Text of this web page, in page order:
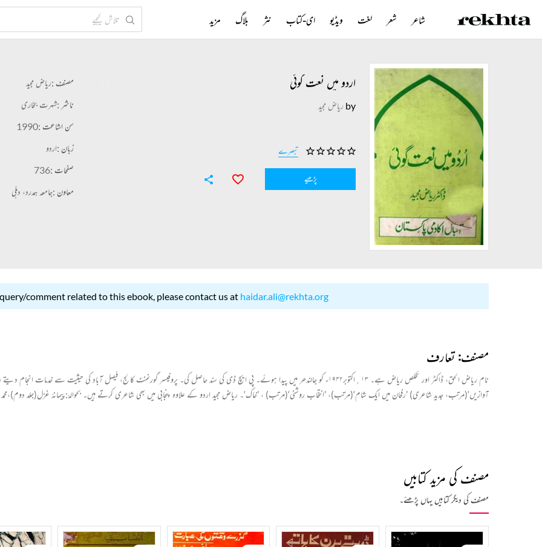
اردو میں نعت گوئی
by ریاض مجید
تبصرے
پڑھیے
مصنف :ریاض مجید
ناشر :شہرت بخاری
سن اشاعت :1990
زبان :اردو
صفحات :736
معاون :جامعہ ہمدرد، دہلی
comment related to this ebook, please contact us at haidar.ali@rekhta.org
مصنف: تعارف
نام ریاض الحق، ڈاکٹر اور تخلص ریاض ہے۔ ۱۳؍اکتوبر۱۹۴۲ء کو جالندھر میں پیدا ہوئے۔ پی ایچ ڈی کی سند حاصل کی۔ پروفیسر گورنمنٹ کالج، فیصل آباد کی
آوازیں‘(مرتب، جدید شاعری) ’رفحان میں ایک شام‘(مرتب)، ’انتخاب روشنی‘(مرتب) ، ’خاک‘۔ ریاض مجید اردو کے علاوہ پنجابی میں بھی شاعری کرتے ہیں۔ بحوالۂ:پیمانۂ غزل(جلد دوم)،محمد
مصنف کی مزید کتابیں
مصنف کی دیگر کتابیں یہاں پڑھئے۔
شاعر شعر لغت ویڈیو ای-کتاب نثر بلاگ مزید